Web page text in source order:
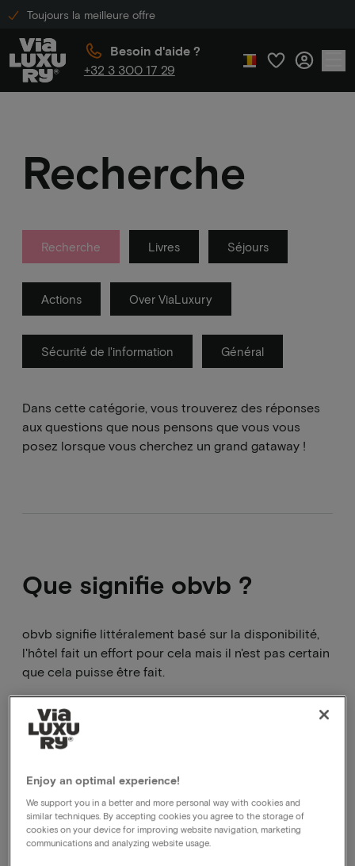
Toujours la meilleure offre
Besoin d'aide ?
+32 3 300 17 29
Recherche
Recherche Livres Séjours
Actions Over ViaLuxury
Sécurité de l'information Général
Dans cette catégorie, vous trouverez des réponses
aux questions que nous pensons que vous vous
posez lorsque vous cherchez un grand gataway !
Comment fonctionne Pay later ?
Combien dois-je payer en plus pour emmener mon
(mes) enfant(s) ?
Puis-je également payer à l'arrivée à l'hôtel ?
Que signifie obvb ?
obvb signifie littéralement basé sur la disponibilité,
l'hôtel fait un effort pour cela mais il n'est pas certain
que cela puisse être fait.
Enjoy an optimal experience!
We support you in a better and more personal way with cookies and
similar techniques. By accepting cookies you agree to the storage of
cookies on your device for improving website navigation, marketing
communications and analyzing website usage.